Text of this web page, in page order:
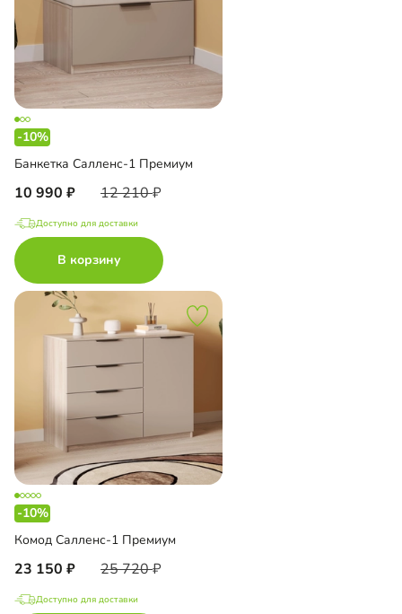
-10%
Банкетка Салленс-1 Премиум
10 990 12 210
Доступно для доставки
В корзину
-10%
Комод Салленс-1 Премиум
23 150 25 720
Доступно для доставки